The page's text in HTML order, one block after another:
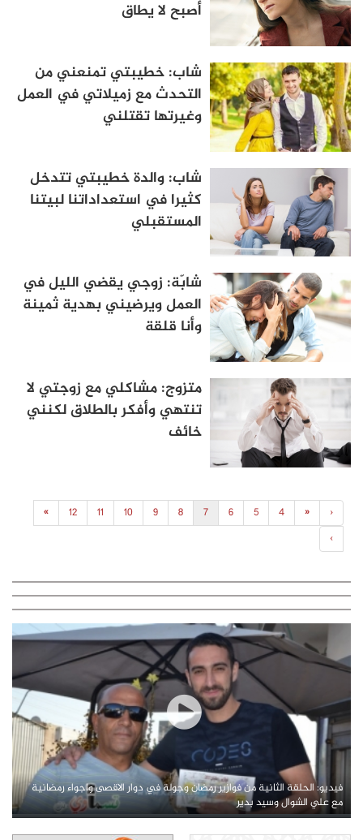
أصبح لا يطاق
شاب: خطيبتي تمنعني من
التحدث مع زميلاتي في العمل
وغيرتها تقتلني
شاب: والدة خطيبتي تتدخل
كثيرا في استعداداتنا لبيتنا
المستقبلي
شابّة: زوجي يقضي الليل في
العمل ويرضيني بهدية ثمينة
وأنا قلقة
متزوج: مشاكلي مع زوجتي لا
تنتهي وأفكر بالطلاق لكنني
خائف
«
4
5
6
7
8
9
10
11
12
»
فيديو: الحلقة الثانية من فوازير رمضان وجولة في دوار الاقصى واجواء رمضانية
مع علي الشوال وسيد بدير